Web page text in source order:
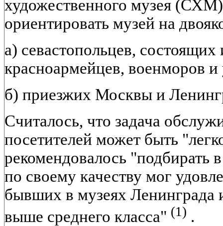
художественного музея
ориентировать музей на
а) севастопольцев, состоящих
красноармейцев, военморов
б) приезжих Москвы и
Считалось, что задача
посетителей может быть
рекомендовалось "подбирать
по своему качеству мог
бывших в музеях Ленинграда
выше среднего класса" (1) .